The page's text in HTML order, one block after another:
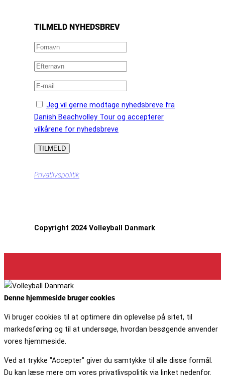
TILMELD NYHEDSBREV
Jeg vil gerne modtage nyhedsbreve fra
Danish Beachvolley Tour og accepterer
vilkårene for nyhedsbreve
Privatlivspolitik
Copyright 2024 Volleyball Danmark
Denne hjemmeside bruger cookies
Vi bruger cookies til at optimere din oplevelse på sitet, til
markedsføring og til at undersøge, hvordan besøgende anvender
vores hjemmeside.
Ved at trykke "Accepter" giver du samtykke til alle disse formål.
Du kan læse mere om vores privatlivspolitik via linket nedenfor.